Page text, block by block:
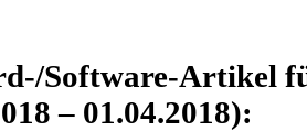
Software-Artikel
– 01.04.2018):